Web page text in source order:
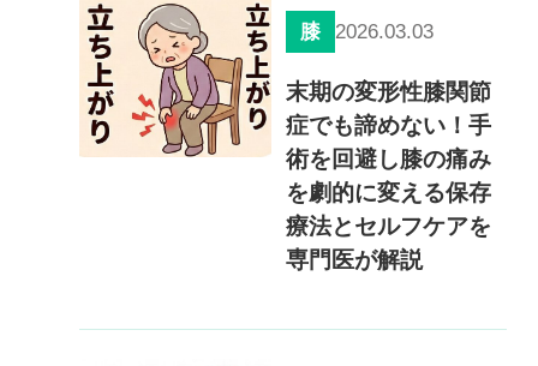
膝 2026.03.03
末期の変形性膝関節
症でも諦めない！手
術を回避し膝の痛み
を劇的に変える保存
療法とセルフケアを
専門医が解説